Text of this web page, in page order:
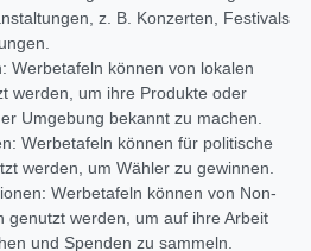
z. B. Konzerten, Festivals
Werbetafeln können von lokalen
werden, um ihre Produkte oder
Umgebung bekannt zu machen.
Werbetafeln können für politische
werden, um Wähler zu gewinnen.
Werbetafeln können von Non-
genutzt werden, um auf ihre Arbeit
und Spenden zu sammeln.